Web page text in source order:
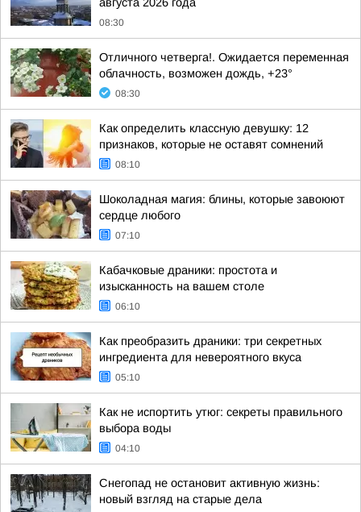
08:30
Отличного четверга!. Ожидается переменная
облачность, возможен дождь, +23°
08:30
Как определить классную девушку: 12
признаков, которые не оставят сомнений
08:10
Шоколадная магия: блины, которые завоюют
сердце любого
07:10
Кабачковые драники: простота и
изысканность на вашем столе
06:10
Как преобразить драники: три секретных
ингредиента для невероятного вкуса
05:10
Как не испортить утюг: секреты правильного
выбора воды
04:10
Снегопад не остановит активную жизнь:
новый взгляд на старые дела